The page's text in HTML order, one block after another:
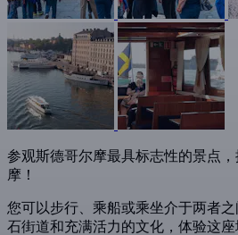
参观斯德哥尔摩最具标志性的景点
摩！
您可以步行、乘船或乘坐介于两者
石街道和充满活力的文化，体验这